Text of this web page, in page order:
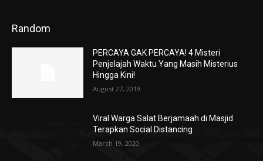
Random
PERCAYA GAK PERCAYA! 4 Misteri
Penjelajah Waktu Yang Masih Misterius
Hingga Kini!
August 27, 2019
Viral Warga Salat Berjamaah di Masjid
Terapkan Social Distancing
March 19, 2020